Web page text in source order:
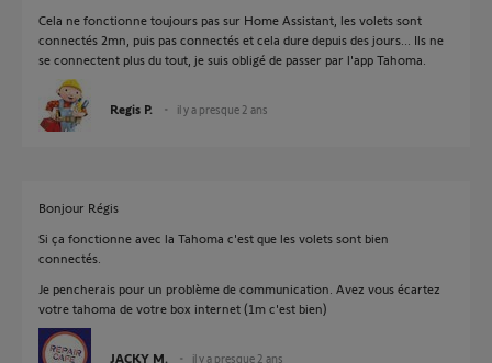
Cela ne fonctionne toujours pas sur Home Assistant, les volets sont
connectés 2mn, puis pas connectés et cela dure depuis des jours... Ils ne
se connectent plus du tout, je suis obligé de passer par l'app Tahoma.
Regis P. il y a presque 2 ans
Bonjour Régis
Si ça fonctionne avec la Tahoma c'est que les volets sont bien
connectés.
Je pencherais pour un problème de communication. Avez vous écartez
votre tahoma de votre box internet (1m c'est bien)
JACKY M. il y a presque 2 ans